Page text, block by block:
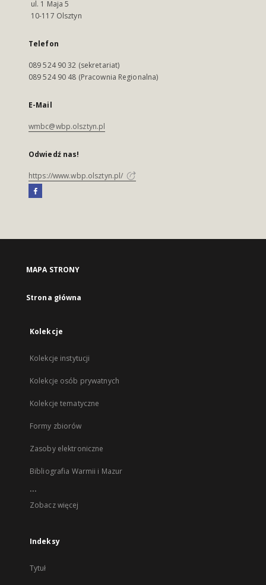
ul. 1 Maja 5
10-117 Olsztyn
Telefon
089 524 90 32 (sekretariat)
089 524 90 48 (Pracownia Regionalna)
E-Mail
wmbc@wbp.olsztyn.pl
Odwiedź nas!
https://www.wbp.olsztyn.pl/
MAPA STRONY
Strona główna
Kolekcje
Kolekcje instytucji
Kolekcje osób prywatnych
Kolekcje tematyczne
Formy zbiorów
Zasoby elektroniczne
Bibliografia Warmii i Mazur
...
Zobacz więcej
Indeksy
Tytuł